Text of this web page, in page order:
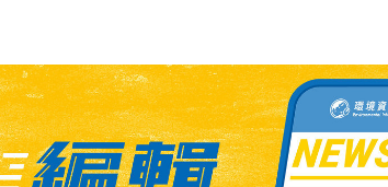
完成全國野生動物救援網，野灣理事長綦孟柔、
務局長林華慶今（20）日簽署合作協議，共同推
物救傷中心，為野生動物救援網補齊東部這塊拼
不需遠赴台北或屏東救治，可以和Mulas一樣，